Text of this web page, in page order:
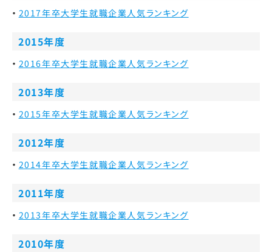
2017年卒大学生就職企業人気ランキング
2015年度
2016年卒大学生就職企業人気ランキング
2013年度
2015年卒大学生就職企業人気ランキング
2012年度
2014年卒大学生就職企業人気ランキング
2011年度
2013年卒大学生就職企業人気ランキング
2010年度